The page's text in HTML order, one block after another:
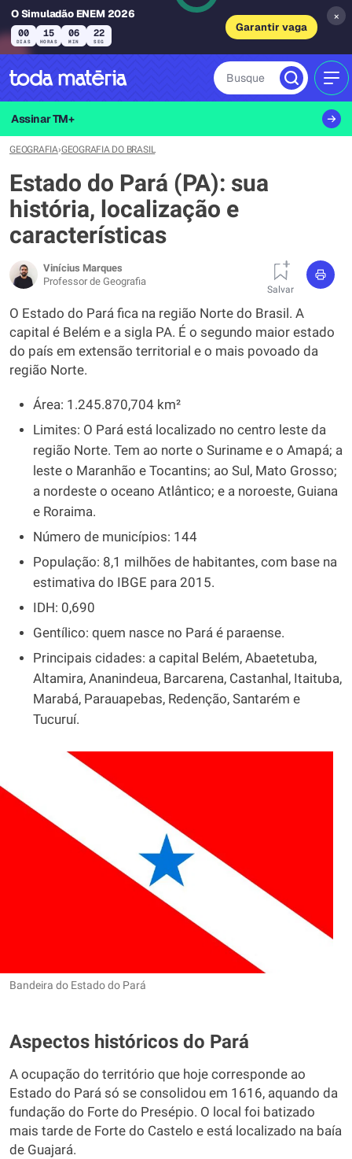
O Simuladão ENEM 2026
00
DIAS
15
HORAS
06
MIN
21
SEG
Garantir vaga
×
Busque
Assinar TM+
GEOGRAFIA›GEOGRAFIA DO BRASIL
Estado do Pará (PA): sua
história, localização e
características
Vinícius Marques
Professor de Geografia
Salvar
O Estado do Pará fica na região Norte do Brasil. A
capital é Belém e a sigla PA. É o segundo maior estado
do país em extensão territorial e o mais povoado da
região Norte.
Área: 1.245.870,704 km²
Limites: O Pará está localizado no centro leste da
região Norte. Tem ao norte o Suriname e o Amapá; a
leste o Maranhão e Tocantins; ao Sul, Mato Grosso;
a nordeste o oceano Atlântico; e a noroeste, Guiana
e Roraima.
Número de municípios: 144
População: 8,1 milhões de habitantes, com base na
estimativa do IBGE para 2015.
IDH: 0,690
Gentílico: quem nasce no Pará é paraense.
Principais cidades: a capital Belém, Abaetetuba,
Altamira, Ananindeua, Barcarena, Castanhal, Itaituba,
Marabá, Parauapebas, Redenção, Santarém e
Tucuruí.
Bandeira do Estado do Pará
Aspectos históricos do Pará
A ocupação do território que hoje corresponde ao
Estado do Pará só se consolidou em 1616, aquando da
fundação do Forte do Presépio. O local foi batizado
mais tarde de Forte do Castelo e está localizado na baía
de Guajará.